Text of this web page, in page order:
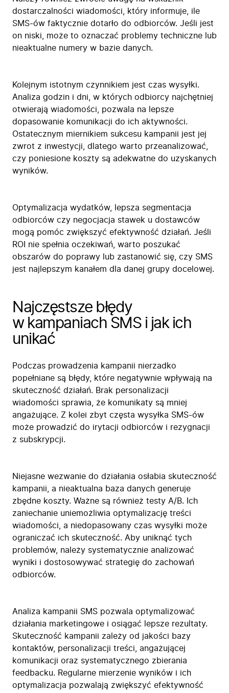
dostarczalności wiadomości, który informuje, ile
SMS-ów faktycznie dotarło do odbiorców. Jeśli jest
on niski, może to oznaczać problemy techniczne lub
nieaktualne numery w bazie danych.
Kolejnym istotnym czynnikiem jest czas wysyłki.
Analiza godzin i dni, w których odbiorcy najchętniej
otwierają wiadomości, pozwala na lepsze
dopasowanie komunikacji do ich aktywności.
Ostatecznym miernikiem sukcesu kampanii jest jej
zwrot z inwestycji, dlatego warto przeanalizować,
czy poniesione koszty są adekwatne do uzyskanych
wyników.
Optymalizacja wydatków, lepsza segmentacja
odbiorców czy negocjacja stawek u dostawców
mogą pomóc zwiększyć efektywność działań. Jeśli
ROI nie spełnia oczekiwań, warto poszukać
obszarów do poprawy lub zastanowić się, czy SMS
jest najlepszym kanałem dla danej grupy docelowej.
Najczęstsze błędy
w kampaniach SMS i jak ich
unikać
Podczas prowadzenia kampanii nierzadko
popełniane są błędy, które negatywnie wpływają na
skuteczność działań. Brak personalizacji
wiadomości sprawia, że komunikaty są mniej
angażujące. Z kolei zbyt częsta wysyłka SMS-ów
może prowadzić do irytacji odbiorców i rezygnacji
z subskrypcji.
Niejasne wezwanie do działania osłabia skuteczność
kampanii, a nieaktualna baza danych generuje
zbędne koszty. Ważne są również testy A/B. Ich
zaniechanie uniemożliwia optymalizację treści
wiadomości, a niedopasowany czas wysyłki może
ograniczać ich skuteczność. Aby uniknąć tych
problemów, należy systematycznie analizować
wyniki i dostosowywać strategię do zachowań
odbiorców.
Analiza kampanii SMS pozwala optymalizować
działania marketingowe i osiągać lepsze rezultaty.
Skuteczność kampanii zależy od jakości bazy
kontaktów, personalizacji treści, angażującej
komunikacji oraz systematycznego zbierania
feedbacku. Regularne mierzenie wyników i ich
optymalizacja pozwalają zwiększyć efektywność